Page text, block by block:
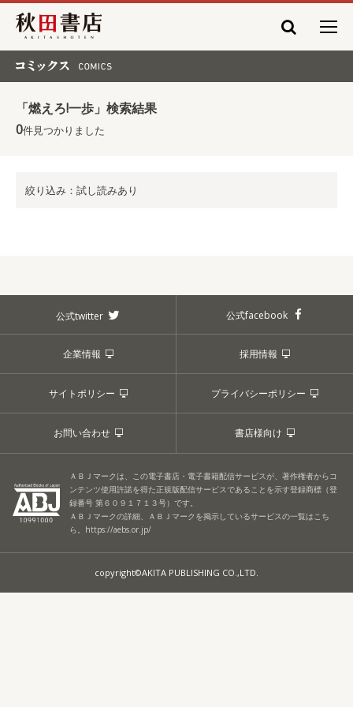
秋田書店
「燃えろ!一歩」検索結果
0件見つかりました
絞り込み：試し読みあり
公式twitter 公式facebook
企業情報 採用情報
サイトポリシー プライバシーポリシー
お問い合わせ 書店様向け
ＡＢＪマークは、この電子書店・電子書籍配信サービスが、著作権者からコ
ンテンツ使用許諾を得た正規版配信サービスであることを示す登録商標（登
録番号 第６０９１７１３号）です。
ＡＢＪマークの詳細、ＡＢＪマークを掲示しているサービスの一覧はこち
ら。 https://aebs.or.jp/
copyright©AKITA PUBLISHING CO.,LTD.